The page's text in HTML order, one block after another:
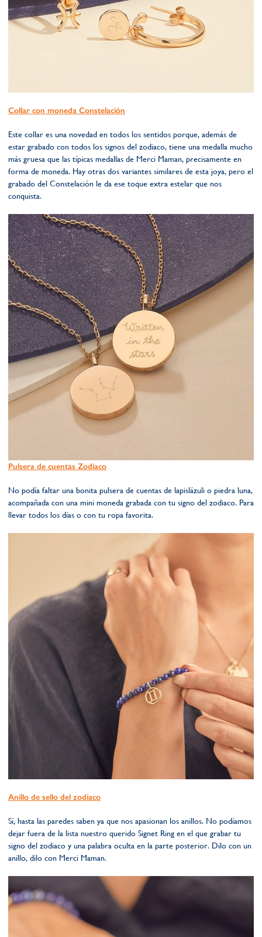
Collar con moneda Constelación
Este collar es una novedad en todos los sentidos porque, además de
estar grabado con todos los signos del zodiaco, tiene una medalla mucho
más gruesa que las típicas medallas de Merci Maman, precisamente en
forma de moneda. Hay otras dos variantes similares de esta joya, pero el
grabado del Constelación le da ese toque extra estelar que nos
conquista.
Pulsera de cuentas Zodiaco
No podía faltar una bonita pulsera de cuentas de lapislázuli o piedra luna,
acompañada con una mini moneda grabada con tu signo del zodiaco. Para
llevar todos los días o con tu ropa favorita.
Anillo de sello del zodiaco
Sí, hasta las paredes saben ya que nos apasionan los anillos. No podíamos
dejar fuera de la lista nuestro querido Signet Ring en el que grabar tu
signo del zodiaco y una palabra oculta en la parte posterior. Dilo con un
anillo, dilo con Merci Maman.